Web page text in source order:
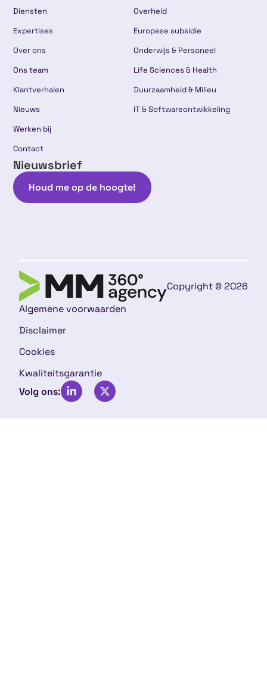
Diensten
Expertises
Over ons
Ons team
Klantverhalen
Nieuws
Werken bij
Contact
Overheid
Europese subsidie
Onderwijs & Personeel
Life Sciences & Health
Duurzaamheid & Milieu
IT & Softwareontwikkeling
Nieuwsbrief
Houd me op de hoogte!
Copyright © 2026
Algemene voorwaarden
Disclaimer
Cookies
Kwaliteitsgarantie
Volg ons: